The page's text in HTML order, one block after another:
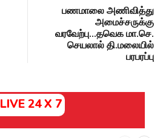
பணமாலை அணிவித்து
அமைச்சருக்கு
வரவேற்பு...தவெக மா.செ.
செயலால் தி.மலையில்
பரபரப்பு
LIVE 24 X 7